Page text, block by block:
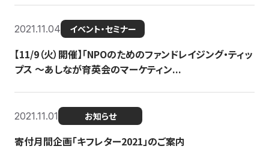
2021.11.04 イベント・セミナー
【11/9（火）開催】「NPOのためのファンドレイジング・ティッ
プス 〜あしなが育英会のマーケティン...
2021.11.01 お知らせ
寄付月間企画「キフレター2021」のご案内